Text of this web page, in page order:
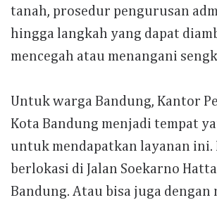
tanah, prosedur pengurusan
hingga langkah yang dapat
mencegah atau menangani
Untuk warga Bandung, Kantor
Kota Bandung menjadi tempat
untuk mendapatkan layanan
berlokasi di Jalan Soekarno
Bandung. Atau bisa juga